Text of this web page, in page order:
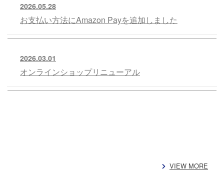
2026.05.28
お支払い方法にAmazon Payを追加しました
2026.03.01
オンラインショップリニューアル
VIEW MORE